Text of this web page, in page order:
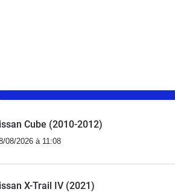
Cube (2010-2012)
08/2026 à 11:08
X-Trail IV (2021)